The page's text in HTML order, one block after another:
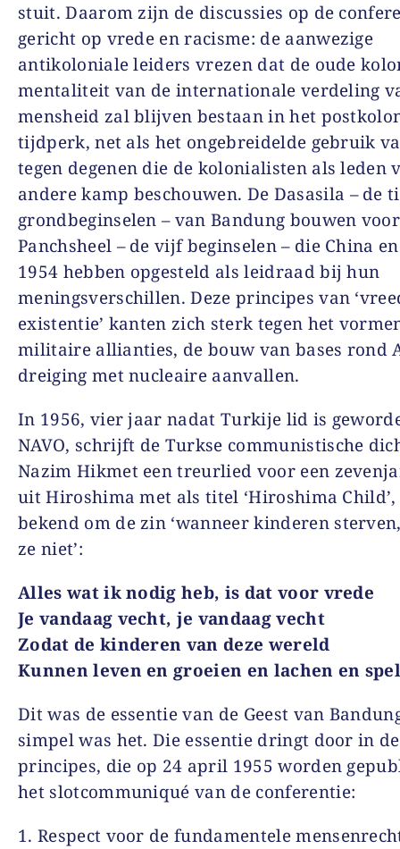
stuit. Daarom zijn de discussies op de
gericht op vrede en racisme: de aanwezige
antikoloniale leiders vrezen dat de oude
mentaliteit van de internationale verdeling
mensheid zal blijven bestaan in het
tijdperk, net als het ongebreidelde gebruik
tegen degenen die de kolonialisten als leden
andere kamp beschouwen. De Dasasila – de
grondbeginselen – van Bandung bouwen
Panchsheel – de vijf beginselen – die China
1954 hebben opgesteld als leidraad bij hun
meningsverschillen. Deze principes van
existentie’ kanten zich sterk tegen het
militaire allianties, de bouw van bases rond
dreiging met nucleaire aanvallen.
In 1956, vier jaar nadat Turkije lid is
NAVO, schrijft de Turkse communistische
Nazim Hikmet een treurlied voor een
uit Hiroshima met als titel ‘Hiroshima
bekend om de zin ‘wanneer kinderen
ze niet’:
Alles wat ik nodig heb, is dat voor vrede
Je vandaag vecht, je vandaag vecht
Zodat de kinderen van deze wereld
Kunnen leven en groeien en lachen en
Dit was de essentie van de Geest van
simpel was het. Die essentie dringt door in
principes, die op 24 april 1955 worden
het slotcommuniqué van de conferentie:
1. Respect voor de fundamentele